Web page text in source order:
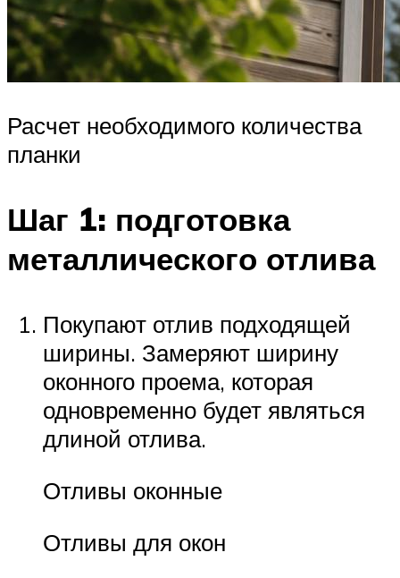
Расчет необходимого количества
планки
Шаг 1: подготовка
металлического отлива
Покупают отлив подходящей
ширины. Замеряют ширину
оконного проема, которая
одновременно будет являться
длиной отлива.
Отливы оконные
Отливы для окон